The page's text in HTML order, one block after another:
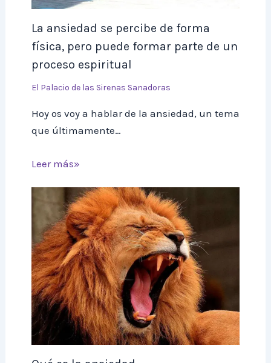
La ansiedad se percibe de forma
física, pero puede formar parte de un
proceso espiritual
El Palacio de las Sirenas Sanadoras
Hoy os voy a hablar de la ansiedad, un tema
que últimamente…
Leer más»